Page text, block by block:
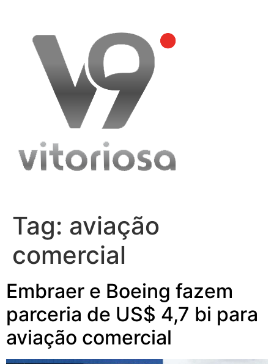
content
Tag: aviação
comercial
Embraer e Boeing fazem
parceria de US$ 4,7 bi para
aviação comercial